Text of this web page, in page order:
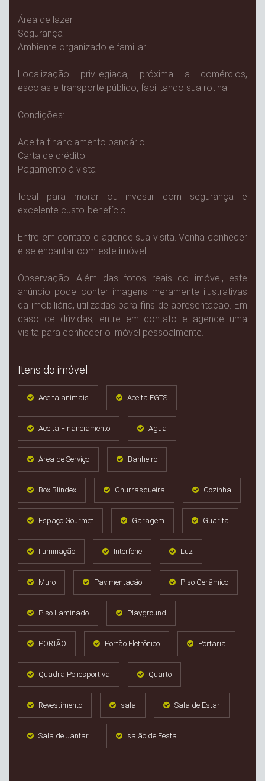
Área de lazer
Segurança
Ambiente organizado e familiar
Localização privilegiada, próxima a comércios,
escolas e transporte público, facilitando sua rotina.
Condições:
Aceita financiamento bancário
Carta de crédito
Pagamento à vista
Ideal para morar ou investir com segurança e
excelente custo-benefício.
Entre em contato e agende sua visita. Venha conhecer
e se encantar com este imóvel!
Observação: Além das fotos reais do imóvel, este
anúncio pode conter imagens meramente ilustrativas
da imobiliária, utilizadas para fins de apresentação. Em
caso de dúvidas, entre em contato e agende uma
visita para conhecer o imóvel pessoalmente.
Itens do imóvel
Aceita animais Aceita FGTS
Aceita Financiamento Agua
Área de Serviço Banheiro
Box Blindex Churrasqueira Cozinha
Espaço Gourmet Garagem Guarita
Iluminação Interfone Luz
Muro Pavimentação Piso Cerâmico
Piso Laminado Playground
PORTÃO Portão Eletrônico Portaria
Quadra Poliesportiva Quarto
Revestimento sala Sala de Estar
Sala de Jantar salão de Festa